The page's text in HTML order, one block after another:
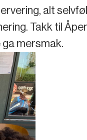
alt
Takk til
mersmak.